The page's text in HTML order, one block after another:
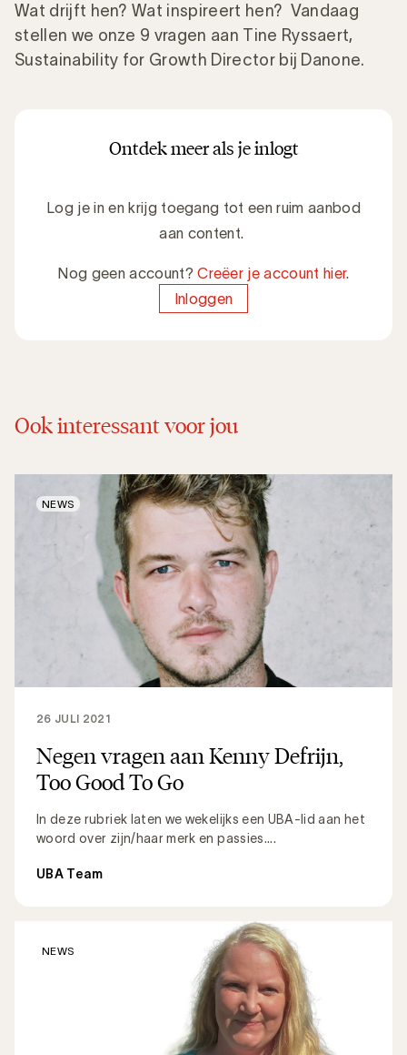
Wat drijft hen? Wat inspireert hen? Vandaag
stellen we onze 9 vragen aan Tine Ryssaert,
Sustainability for Growth Director bij Danone.
Ontdek meer als je inlogt
Log je in en krijg toegang tot een ruim aanbod
aan content.
Nog geen account?Creëer je account hier.
Inloggen
Ook interessant voor jou
Negen vragen aan Kenny Defrijn,
Too Good To Go
In deze rubriek laten we wekelijks een UBA-lid aan het
woord over zijn/haar merk en passies....
26 JULI 2021
UBA Team
NEWS
NEWS